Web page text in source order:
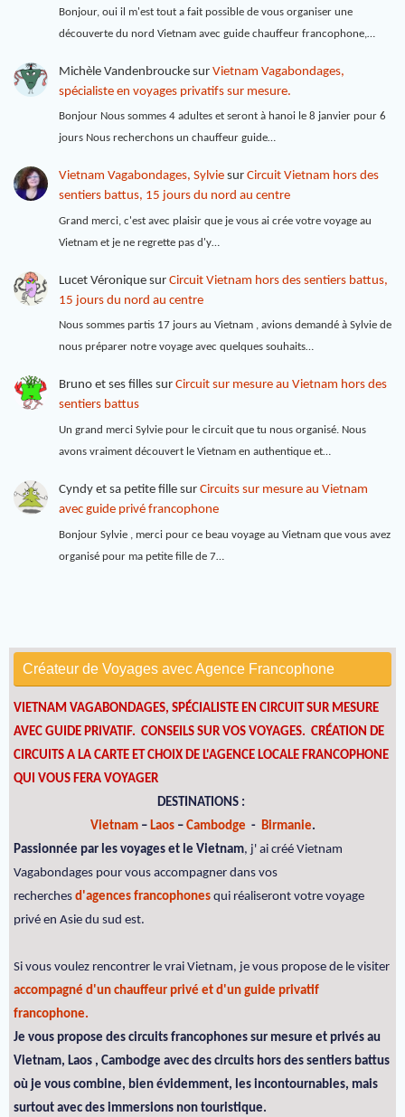
Bonjour, oui il m'est tout a fait possible de vous organiser une
découverte du nord Vietnam avec guide chauffeur francophone,…
Michèle Vandenbrouckesur Vietnam Vagabondages,
spécialiste en voyages privatifs sur mesure.
Bonjour Nous sommes 4 adultes et seront à hanoi le 8 janvier pour 6
jours Nous recherchons un chauffeur guide…
Vietnam Vagabondages, Sylviesur Circuit Vietnam hors des
sentiers battus, 15 jours du nord au centre
Grand merci, c'est avec plaisir que je vous ai crée votre voyage au
Vietnam et je ne regrette pas d'y…
Lucet Véroniquesur Circuit Vietnam hors des sentiers battus,
15 jours du nord au centre
Nous sommes partis 17 jours au Vietnam , avions demandé à Sylvie de
nous préparer notre voyage avec quelques souhaits…
Bruno et ses fillessur Circuit sur mesure au Vietnam hors des
sentiers battus
Un grand merci Sylvie pour le circuit que tu nous organisé. Nous
avons vraiment découvert le Vietnam en authentique et…
Cyndy et sa petite fillesur Circuits sur mesure au Vietnam
avec guide privé francophone
Bonjour Sylvie , merci pour ce beau voyage au Vietnam que vous avez
organisé pour ma petite fille de 7…
Créateur de Voyages avec Agence Francophone
VIETNAM VAGABONDAGES, SPÉCIALISTE EN CIRCUIT SUR MESURE
AVEC GUIDE PRIVATIF. CONSEILS SUR VOS VOYAGES. CRÉATION DE
CIRCUITS A LA CARTE ET CHOIX DE L'AGENCE LOCALE FRANCOPHONE
QUI VOUS FERA VOYAGER
DESTINATIONS :
Vietnam– Laos – Cambodge - Birmanie.
Passionnée par les voyages et le Vietnam, j' ai créé Vietnam
Vagabondages pour vous accompagner dans vos
recherches d'agences francophones qui réaliseront votre voyage
privé en Asie du sud est.
Si vous voulez rencontrer le vrai Vietnam, je vous propose de le visiter
accompagné d'un chauffeur privé et d'un guide privatif
francophone.
Je vous propose des circuits francophones sur mesure et privés au
Vietnam, Laos , Cambodge avec des circuits hors des sentiers battus
où je vous combine, bien évidemment, les incontournables, mais
surtout avec des immersions non touristique.